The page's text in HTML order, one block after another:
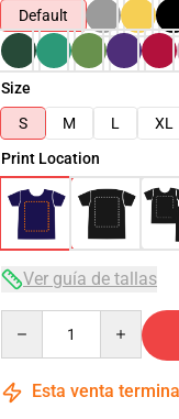
Default
Size
S
M L XL
Print Location
Ver guía de tallas
Esta venta